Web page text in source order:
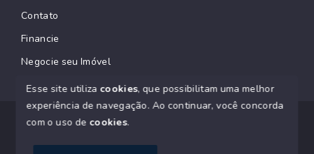
Contato
Financie
Negocie seu Imóvel
© Copyright 2026 - SACZK Negócios Imobiliários CRECI
Esse site utiliza cookies, que possibilitam uma melhor
experiência de navegação. Ao continuar, você concorda
com o uso de cookies.